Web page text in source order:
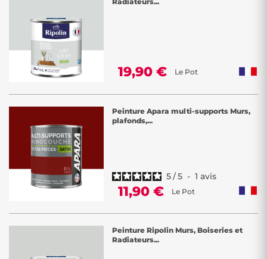
19,90 € Le Pot
Peinture Apara multi-supports Murs,
plafonds,...
5/5 - 1 avis
11,90 € Le Pot
Peinture Ripolin Murs, Boiseries et
Radiateurs...